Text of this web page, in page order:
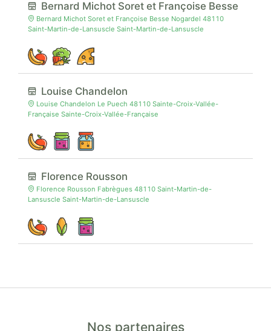
Bernard Michot Soret et Françoise Besse
Bernard Michot Soret et Françoise Besse Nogardel 48110
Saint-Martin-de-Lansuscle Saint-Martin-de-Lansuscle
Louise Chandelon
Louise Chandelon Le Puech 48110 Sainte-Croix-Vallée-
Française Sainte-Croix-Vallée-Française
Florence Rousson
Florence Rousson Fabrègues 48110 Saint-Martin-de-
Lansuscle Saint-Martin-de-Lansuscle
Nos partenaires